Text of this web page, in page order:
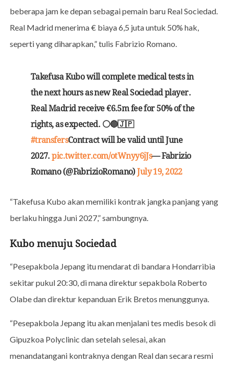
beberapa jam ke depan sebagai pemain baru Real Sociedad.
Real Madrid menerima € biaya 6,5 juta untuk 50% hak,
seperti yang diharapkan,” tulis Fabrizio Romano.
Takefusa Kubo will complete medical tests in
the next hours as new Real Sociedad player.
Real Madrid receive €6.5m fee for 50% of the
rights, as expected. ⚪️🔵🇯🇵
#transfersContract will be valid until June
2027.pic.twitter.com/otWnyy6jJs— Fabrizio
Romano (@FabrizioRomano)July 19, 2022
“Takefusa Kubo akan memiliki kontrak jangka panjang yang
berlaku hingga Juni 2027,” sambungnya.
Kubo menuju Sociedad
“Pesepakbola Jepang itu mendarat di bandara Hondarribia
sekitar pukul 20:30, di mana direktur sepakbola Roberto
Olabe dan direktur kepanduan Erik Bretos menunggunya.
“Pesepakbola Jepang itu akan menjalani tes medis besok di
Gipuzkoa Polyclinic dan setelah selesai, akan
menandatangani kontraknya dengan Real dan secara resmi